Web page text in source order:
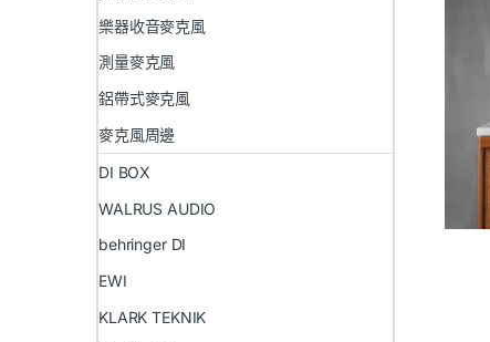
樂器收音麥克風
測量麥克風
鋁帶式麥克風
麥克風周邊
DI BOX
WALRUS AUDIO
behringer DI
EWI
KLARK TEKNIK